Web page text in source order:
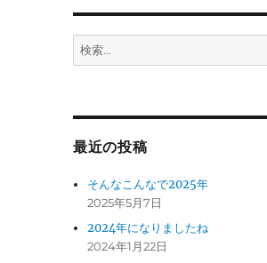
検
索:
最近の投稿
そんなこんなで2025年
2025年5月7日
2024年になりましたね
2024年1月22日